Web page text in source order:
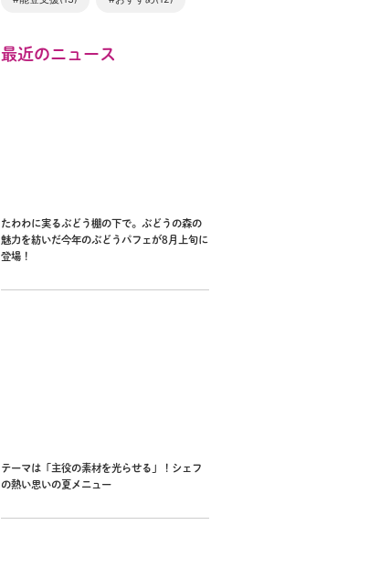
最近のニュース
たわわに実るぶどう棚の下で。ぶどうの森の
魅力を紡いだ今年のぶどうパフェが8月上旬に
登場！
テーマは「主役の素材を光らせる」！シェフ
の熱い思いの夏メニュー